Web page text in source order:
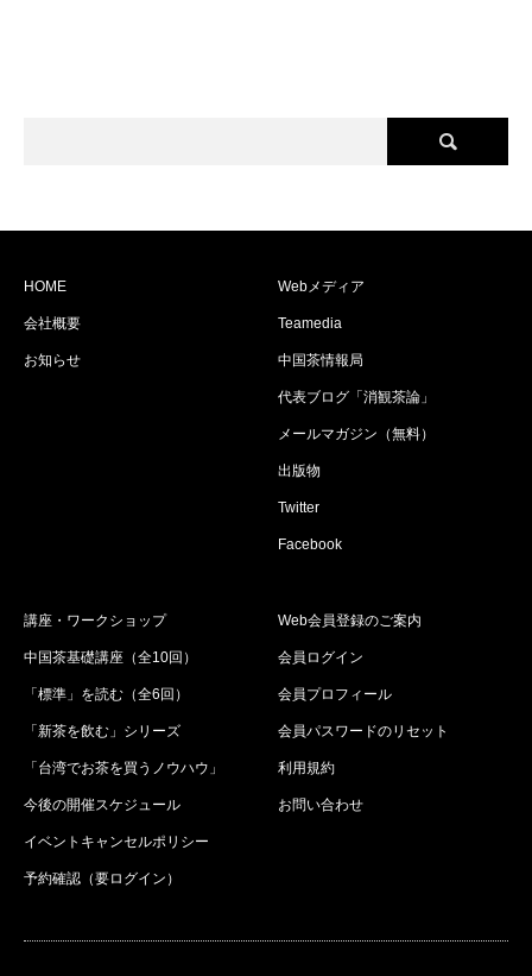
HOME
会社概要
お知らせ
Webメディア
Teamedia
中国茶情報局
代表ブログ「消観茶論」
メールマガジン（無料）
出版物
Twitter
Facebook
講座・ワークショップ
中国茶基礎講座（全10回）
「標準」を読む（全6回）
「新茶を飲む」シリーズ
「台湾でお茶を買うノウハウ」
今後の開催スケジュール
イベントキャンセルポリシー
予約確認（要ログイン）
Web会員登録のご案内
会員ログイン
会員プロフィール
会員パスワードのリセット
利用規約
お問い合わせ